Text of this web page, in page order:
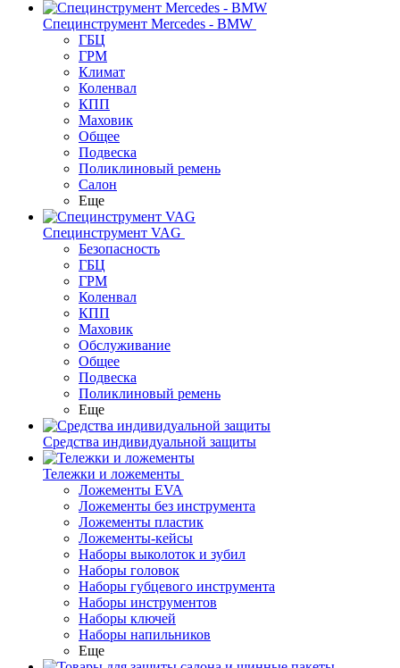
Специнструмент Mercedes - BMW
ГБЦ
ГРМ
Климат
Коленвал
КПП
Маховик
Общее
Подвеска
Поликлиновый ремень
Салон
Еще
Специнструмент VAG
Безопасность
ГБЦ
ГРМ
Коленвал
КПП
Маховик
Обслуживание
Общее
Подвеска
Поликлиновый ремень
Еще
Средства индивидуальной защиты
Тележки и ложементы
Ложементы EVA
Ложементы без инструмента
Ложементы пластик
Ложементы-кейсы
Наборы выколоток и зубил
Наборы головок
Наборы губцевого инструмента
Наборы инструментов
Наборы ключей
Наборы напильников
Еще